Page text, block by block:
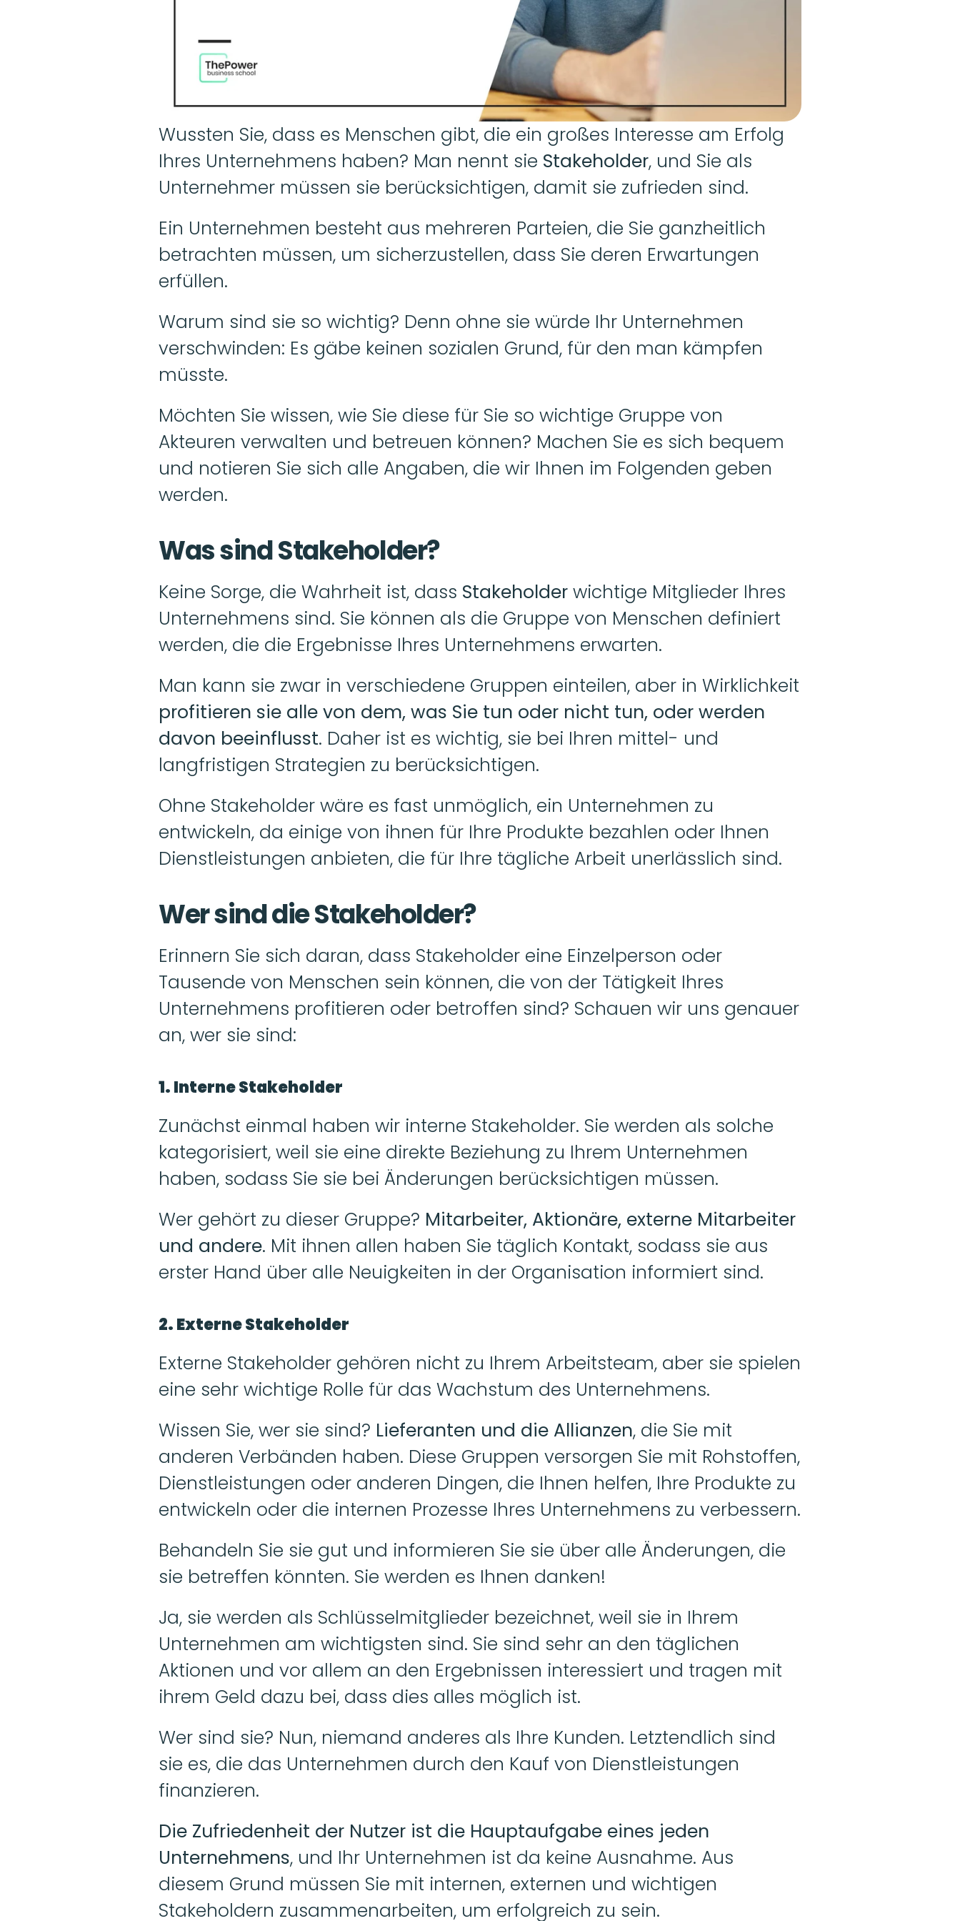
Wussten Sie, dass es Menschen gibt, die ein großes Interesse am Erfolg
Ihres Unternehmens haben? Man nennt sie Stakeholder, und Sie als
Unternehmer müssen sie berücksichtigen, damit sie zufrieden sind.
Ein Unternehmen besteht aus mehreren Parteien, die Sie ganzheitlich
betrachten müssen, um sicherzustellen, dass Sie deren Erwartungen
erfüllen.
Warum sind sie so wichtig? Denn ohne sie würde Ihr Unternehmen
verschwinden: Es gäbe keinen sozialen Grund, für den man kämpfen
müsste.
Möchten Sie wissen, wie Sie diese für Sie so wichtige Gruppe von
Akteuren verwalten und betreuen können? Machen Sie es sich bequem
und notieren Sie sich alle Angaben, die wir Ihnen im Folgenden geben
werden.
Was sind Stakeholder?
Keine Sorge, die Wahrheit ist, dass Stakeholder wichtige Mitglieder Ihres
Unternehmens sind. Sie können als die Gruppe von Menschen definiert
werden, die die Ergebnisse Ihres Unternehmens erwarten.
profitieren sie alle von dem, was Sie tun oder nicht tun, oder werden
davon beeinflusst. Daher ist es wichtig, sie bei Ihren mittel- und
langfristigen Strategien zu berücksichtigen.
Ohne Stakeholder wäre es fast unmöglich, ein Unternehmen zu
entwickeln, da einige von ihnen für Ihre Produkte bezahlen oder Ihnen
Dienstleistungen anbieten, die für Ihre tägliche Arbeit unerlässlich sind.
Wer sind die Stakeholder?
Erinnern Sie sich daran, dass Stakeholder eine Einzelperson oder
Tausende von Menschen sein können, die von der Tätigkeit Ihres
Unternehmens profitieren oder betroffen sind? Schauen wir uns genauer
an, wer sie sind:
1. Interne Stakeholder
Zunächst einmal haben wir interne Stakeholder. Sie werden als solche
kategorisiert, weil sie eine direkte Beziehung zu Ihrem Unternehmen
haben, sodass Sie sie bei Änderungen berücksichtigen müssen.
Wer gehört zu dieser Gruppe? Mitarbeiter, Aktionäre, externe Mitarbeiter
und andere. Mit ihnen allen haben Sie täglich Kontakt, sodass sie aus
erster Hand über alle Neuigkeiten in der Organisation informiert sind.
2. Externe Stakeholder
Externe Stakeholder gehören nicht zu Ihrem Arbeitsteam, aber sie spielen
eine sehr wichtige Rolle für das Wachstum des Unternehmens.
Wissen Sie, wer sie sind? Lieferanten und die Allianzen, die Sie mit
anderen Verbänden haben. Diese Gruppen versorgen Sie mit Rohstoffen,
Dienstleistungen oder anderen Dingen, die Ihnen helfen, Ihre Produkte zu
entwickeln oder die internen Prozesse Ihres Unternehmens zu verbessern.
Behandeln Sie sie gut und informieren Sie sie über alle Änderungen, die
sie betreffen könnten. Sie werden es Ihnen danken!
Ja, sie werden als Schlüsselmitglieder bezeichnet, weil sie in Ihrem
Unternehmen am wichtigsten sind. Sie sind sehr an den täglichen
Aktionen und vor allem an den Ergebnissen interessiert und tragen mit
ihrem Geld dazu bei, dass dies alles möglich ist.
Wer sind sie? Nun, niemand anderes als Ihre Kunden. Letztendlich sind
sie es, die das Unternehmen durch den Kauf von Dienstleistungen
finanzieren.
Die Zufriedenheit der Nutzer ist die Hauptaufgabe eines jeden
Unternehmens, und Ihr Unternehmen ist da keine Ausnahme. Aus
diesem Grund müssen Sie mit internen, externen und wichtigen
Stakeholdern zusammenarbeiten, um erfolgreich zu sein.